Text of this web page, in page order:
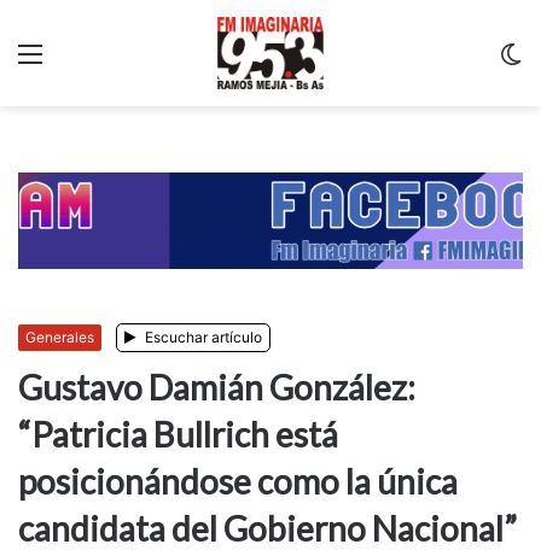
Generales Escuchar artículo
Gustavo Damián González:
“Patricia Bullrich está
posicionándose como la única
candidata del Gobierno Nacional”